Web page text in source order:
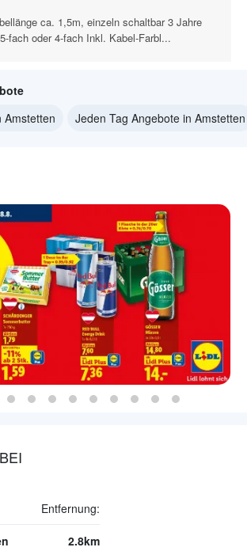
ca. 1,5m, einzeln schaltbar 3 Jahre
fach oder 4-fach Inkl. Kabel-Farbl...
Amstetten
Jeden Tag Angebote in Amstetten
Entfernung:
2.8km